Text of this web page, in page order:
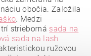
obočia. Založila
. Medzi
strieborná sada na
sada na lash
ružovou